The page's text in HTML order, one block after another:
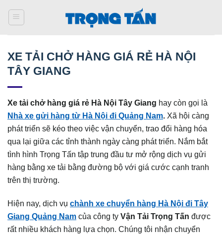
qua
XE TẢI CHỞ HÀNG GIÁ RẺ HÀ NỘI
TÂY GIANG
Xe tải chở hàng giá rẻ Hà Nội Tây Giang hay còn gọi là
Nhà xe gửi hàng từ Hà Nội đi Quảng Nam. Xã hội càng
phát triển sẽ kéo theo việc vận chuyển, trao đổi hàng hóa
qua lại giữa các tỉnh thành ngày càng phát triển. Nắm bắt
tình hình Trọng Tấn tập trung đầu tư mở rộng dịch vụ gửi
hàng bằng xe tải bằng đường bộ với giá cước cạnh tranh
trên thị trường.
Hiện nay, dịch vụ chành xe chuyển hàng Hà Nội đi Tây
Giang Quảng Nam của công ty Vận Tải Trọng Tấn được
rất nhiều khách hàng lựa chọn. Chúng tôi nhận chuyển